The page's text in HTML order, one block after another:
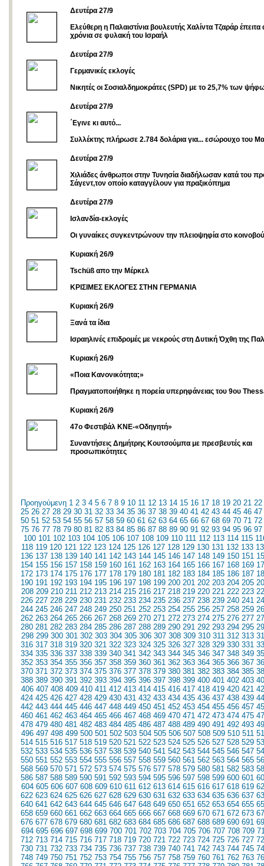
Δευτέρα 27/9
Ελεύθερη η Παλαιστίνια βουλευτής Χαλίντα Τζαράρ
χρόνια σε φυλακή του Ισραήλ
Δευτέρα 27/9
Γερμανικές εκλογές
Νικητές οι Σοσιαλδημοκράτες (SPD) με το 25,7% των
Δευτέρα 27/9
΄Εγινε κι αυτό...
Συλλέκτης πλήρωσε 2.784 δολάρια για... εσώρουχο του
Δευτέρα 27/9
Χιλιάδες άνθρωποι στην Τυνησία διαδήλωσαν κατά του
Σάγεντ,τον οποίο καταγγέλουν για πραξικόπημα
Δευτέρα 27/9
Ισλανδία-εκλογές
Οι γυναίκες συγκεντρώνουν την πλειοψηφία στο
Κυριακή 26/9
Tschüß απο την Μέρκελ
ΚΡΙΣΙΜΕΣ ΕΚΛΟΓΕΣ ΣΤΗΝ ΓΕΡΜΑΝΙΑ
Kυριακή 26/9
Ξανά τα ίδια
Ισραηλινές επιδρομές με νεκρούς στη Δυτική Όχθη της
Κυριακή 26/9
«Ποια Κανονικότητα;»
Πραγματοποιήθηκε η πορεία υπερηφάνειας του 9ου
Κυριακή 26/9
47ο Φεστιβάλ ΚΝΕ-«Οδηγητή»
Συναντήσεις Δημήτρης Κουτσούμπα με πρεσβευτές και
προσωπικότητες
Προηγούμενη 1 2 3 4 5 6 7 8 9 10 11 12 13 14 15 16 17 18 19 20 21 22
25 26 27 28 29 30 31 32 33 34 35 36 37 38 39 40 41 42 43 44 45 46 47
50 51 52 53 54 55 56 57 58 59 60 61 62 63 64 65 66 67 68 69 70 71 72
75 76 77 78 79 80 81 82 83 84 85 86 87 88 89 90 91 92 93 94 95 96 97
100 101 102 103 104 105 106 107 108 109 110 111 112 113 114 115
118 119 120 121 122 123 124 125 126 127 128 129 130 131 132 133
136 137 138 139 140 141 142 143 144 145 146 147 148 149 150 151
154 155 156 157 158 159 160 161 162 163 164 165 166 167 168 169
172 173 174 175 176 177 178 179 180 181 182 183 184 185 186 187
190 191 192 193 194 195 196 197 198 199 200 201 202 203 204 205
208 209 210 211 212 213 214 215 216 217 218 219 220 221 222 223
226 227 228 229 230 231 232 233 234 235 236 237 238 239 240 241
244 245 246 247 248 249 250 251 252 253 254 255 256 257 258 259
262 263 264 265 266 267 268 269 270 271 272 273 274 275 276 277
280 281 282 283 284 285 286 287 288 289 290 291 292 293 294 295
298 299 300 301 302 303 304 305 306 307 308 309 310 311 312 313
316 317 318 319 320 321 322 323 324 325 326 327 328 329 330 331
334 335 336 337 338 339 340 341 342 343 344 345 346 347 348 349
352 353 354 355 356 357 358 359 360 361 362 363 364 365 366 367
370 371 372 373 374 375 376 377 378 379 380 381 382 383 384 385
388 389 390 391 392 393 394 395 396 397 398 399 400 401 402 403
406 407 408 409 410 411 412 413 414 415 416 417 418 419 420 421
424 425 426 427 428 429 430 431 432 433 434 435 436 437 438 439
442 443 444 445 446 447 448 449 450 451 452 453 454 455 456 457
460 461 462 463 464 465 466 467 468 469 470 471 472 473 474 475
478 479 480 481 482 483 484 485 486 487 488 489 490 491 492 493
496 497 498 499 500 501 502 503 504 505 506 507 508 509 510 511
514 515 516 517 518 519 520 521 522 523 524 525 526 527 528 529
532 533 534 535 536 537 538 539 540 541 542 543 544 545 546 547
550 551 552 553 554 555 556 557 558 559 560 561 562 563 564 565
568 569 570 571 572 573 574 575 576 577 578 579 580 581 582 583
586 587 588 589 590 591 592 593 594 595 596 597 598 599 600 601
604 605 606 607 608 609 610 611 612 613 614 615 616 617 618 619
622 623 624 625 626 627 628 629 630 631 632 633 634 635 636 637
640 641 642 643 644 645 646 647 648 649 650 651 652 653 654 655
658 659 660 661 662 663 664 665 666 667 668 669 670 671 672 673
676 677 678 679 680 681 682 683 684 685 686 687 688 689 690 691
694 695 696 697 698 699 700 701 702 703 704 705 706 707 708 709
712 713 714 715 716 717 718 719 720 721 722 723 724 725 726 727
730 731 732 733 734 735 736 737 738 739 740 741 742 743 744 745
748 749 750 751 752 753 754 755 756 757 758 759 760 761 762 763